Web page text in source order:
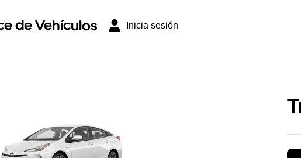
de Vehículos Inicia sesión